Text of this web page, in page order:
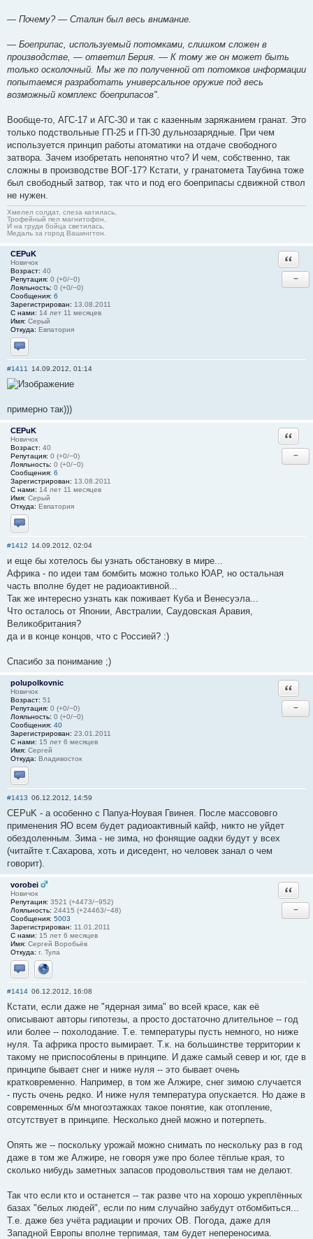
— Почему? — Сталин был весь внимание.
— Боеприпас, используемый потомками, слишком сложен в
производстве, — ответил Берия. — К тому же он может быть
только осколочный. Мы же по полученной от потомков информации
попытаемся разработать универсальное оружие под весь
возможный комплекс боеприпасов".
Вообще-то, АГС-17 и АГС-30 и так с казенным заряжанием гранат. Это
только подствольные ГП-25 и ГП-30 дульнозарядные. При чем
используется принцип работы атоматики на отдаче свободного
затвора. Зачем изобретать непонятно что? И чем, собственно, так
сложны в производстве ВОГ-17? Кстати, у гранатомета Таубина тоже
был свободный затвор, так что и под его боеприпасы сдвижной ствол
не нужен.
Хмелел солдат, слеза катилась,
Трофейный пел магнитофон,
И на груди бойца светилась,
Медаль за город Вашингтон.
CEPuK
Новичок
Возраст: 40
Репутация: 0 (+0/−0)
Лояльность: 0 (+0/−0)
Сообщения: 6
Зарегистрирован: 13.08.2011
С нами: 14 лет 11 месяцев
Имя: Серый
Откуда: Евпатория
Отправить личное сообщение
−
#1411 14.09.2012, 01:14
примерно так)))
CEPuK
Новичок
Возраст: 40
Репутация: 0 (+0/−0)
Лояльность: 0 (+0/−0)
Сообщения: 6
Зарегистрирован: 13.08.2011
С нами: 14 лет 11 месяцев
Имя: Серый
Откуда: Евпатория
Отправить личное сообщение
−
#1412 14.09.2012, 02:04
и еще бы хотелось бы узнать обстановку в мире...
Африка - по идеи там бомбить можно только ЮАР, но остальная
часть вполне будет не радиоактивной...
Так же интересно узнать как поживает Куба и Венесуэла...
Что осталось от Японии, Австралии, Саудовская Аравия,
Великобритания?
да и в конце концов, что с Россией? :)
Спасибо за понимание ;)
polupolkovnic
Новичок
Возраст: 51
Репутация: 0 (+0/−0)
Лояльность: 0 (+0/−0)
Сообщения: 40
Зарегистрирован: 23.01.2011
С нами: 15 лет 6 месяцев
Имя: Сергей
Откуда: Владивосток
Отправить личное сообщение
−
#1413 06.12.2012, 14:59
CEPuK - а особенно с Папуа-Ноувая Гвинея. После массововго
применения ЯО всем будет радиоактивный кайф, никто не уйдет
обездоленным. Зима - не зима, но фонящие оадки будут у всех
(читайте т.Сахарова, хоть и диседент, но человек занал о чем
говорит).
vorobei
Новичок
Репутация: 3521 (+4473/−952)
Лояльность: 24415 (+24463/−48)
Сообщения: 5003
Зарегистрирован: 11.01.2011
С нами: 15 лет 6 месяцев
Имя: Сергей Воробьёв
Откуда: г. Тула
Отправить личное сообщение
Сайт
−
#1414 06.12.2012, 16:08
Кстати, если даже не "ядерная зима" во всей красе, как её
описывают авторы гипотезы, а просто достаточно длительное -- год
или более -- похолодание. Т.е. температуры пусть немного, но ниже
нуля. Та африка просто вымирает. Т.к. на большинстве территории к
такому не приспособлены в принципе. И даже самый север и юг, где в
принципе бывает снег и ниже нуля -- это бывает очень
кратковременно. Например, в том же Алжире, снег зимою случается
- пусть очень редко. И ниже нуля температура опускается. Но даже в
современных б/м многоэтажках такое понятие, как отопление,
отсутствует в принципе. Несколько дней можно и потерпеть.
Опять же -- поскольку урожай можно снимать по нескольку раз в год
даже в том же Алжире, не говоря уже про более тёплые края, то
сколько нибудь заметных запасов продовольствия там не делают.
Так что если кто и останется -- так разве что на хорошо укреплённых
базах "белых людей", если по ним случайно забудут отбомбиться...
Т.е. даже без учёта радиации и прочих ОВ. Погода, даже для
Западной Европы вполне терпимая, там будет непереносима.